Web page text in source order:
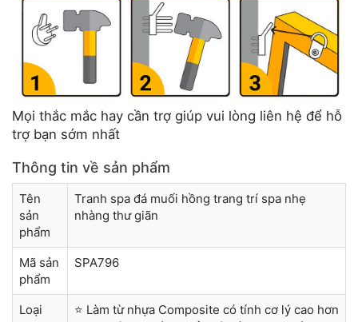
Mọi thắc mắc hay cần trợ giúp vui lòng liên hệ để hỗ
trợ bạn sớm nhất
Thông tin về sản phẩm
Tên
sản
phẩm
Tranh spa đá muối hồng trang trí spa nhẹ
nhàng thư giãn
Mã sản
phẩm
SPA796
Loại
⭐ Làm từ nhựa Composite có tính cơ lý cao hơn